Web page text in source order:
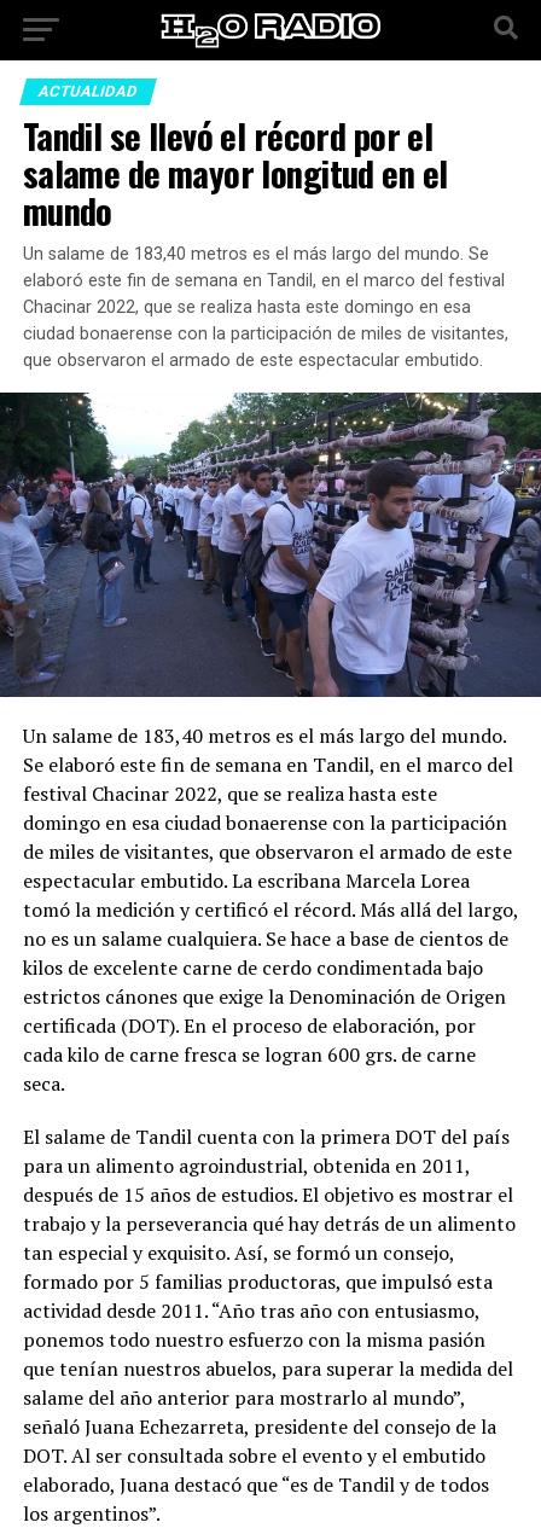
ACTUALIDAD
Tandil se llevó el récord por el
salame de mayor longitud en el
mundo
Un salame de 183,40 metros es el más largo del mundo. Se
elaboró este fin de semana en Tandil, en el marco del festival
Chacinar 2022, que se realiza hasta este domingo en esa
ciudad bonaerense con la participación de miles de visitantes,
que observaron el armado de este espectacular embutido.
Un salame de 183,40 metros es el más largo del mundo.
Se elaboró este fin de semana en Tandil, en el marco del
festival Chacinar 2022, que se realiza hasta este
domingo en esa ciudad bonaerense con la participación
de miles de visitantes, que observaron el armado de este
espectacular embutido. La escribana Marcela Lorea
tomó la medición y certificó el récord. Más allá del largo,
no es un salame cualquiera. Se hace a base de cientos de
kilos de excelente carne de cerdo condimentada bajo
estrictos cánones que exige la Denominación de Origen
certificada (DOT). En el proceso de elaboración, por
cada kilo de carne fresca se logran 600 grs. de carne
seca.
El salame de Tandil cuenta con la primera DOT del país
para un alimento agroindustrial, obtenida en 2011,
después de 15 años de estudios. El objetivo es mostrar el
trabajo y la perseverancia qué hay detrás de un alimento
tan especial y exquisito. Así, se formó un consejo,
formado por 5 familias productoras, que impulsó esta
actividad desde 2011. “Año tras año con entusiasmo,
ponemos todo nuestro esfuerzo con la misma pasión
que tenían nuestros abuelos, para superar la medida del
salame del año anterior para mostrarlo al mundo”,
señaló Juana Echezarreta, presidente del consejo de la
DOT. Al ser consultada sobre el evento y el embutido
elaborado, Juana destacó que “es de Tandil y de todos
los argentinos”.